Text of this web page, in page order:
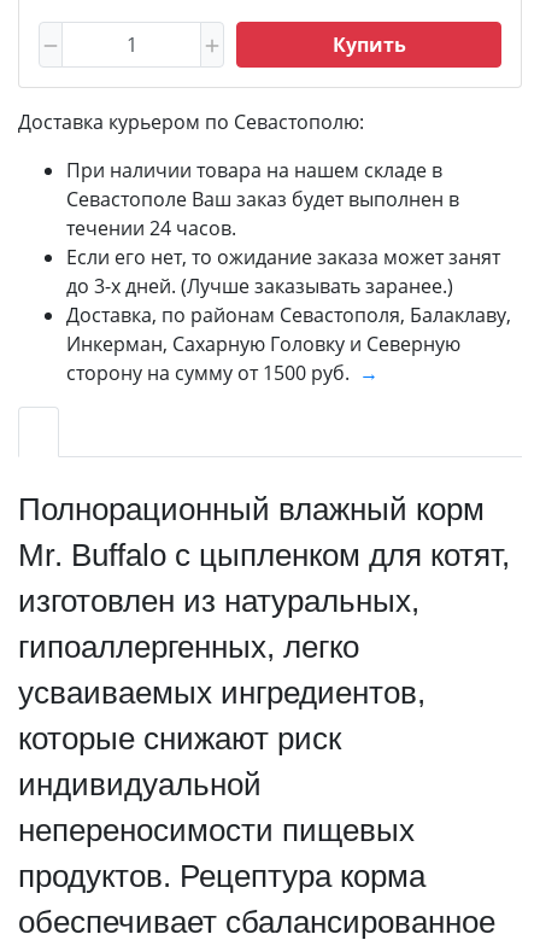
Купить
Доставка курьером по Севастополю:
При наличии товара на нашем складе в
Севастополе Ваш заказ будет выполнен в
течении 24 часов.
Если его нет, то ожидание заказа может занят
до 3-х дней. (Лучше заказывать заранее.)
Доставка, по районам Севастополя, Балаклаву,
Инкерман, Сахарную Головку и Северную
сторону на сумму от 1500 руб. →
Полнорационный влажный корм
Mr. Buffalo с цыпленком для котят,
изготовлен из натуральных,
гипоаллергенных, легко
усваиваемых ингредиентов,
которые снижают риск
индивидуальной
непереносимости пищевых
продуктов. Рецептура корма
обеспечивает сбалансированное